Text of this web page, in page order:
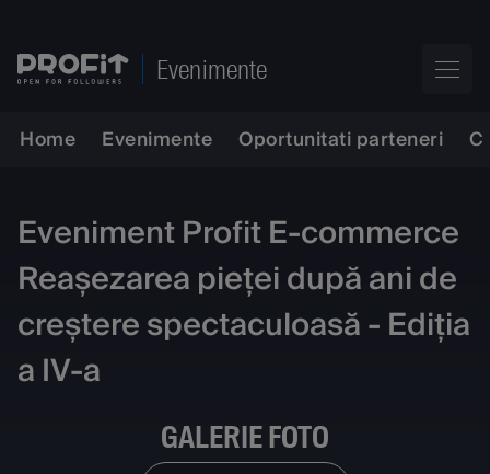
Evenimente
Home Evenimente Oportunitati parteneri
Eveniment Profit E-commerce
Reașezarea pieței după ani de
creștere spectaculoasă - Ediția
a IV-a
GALERIE FOTO